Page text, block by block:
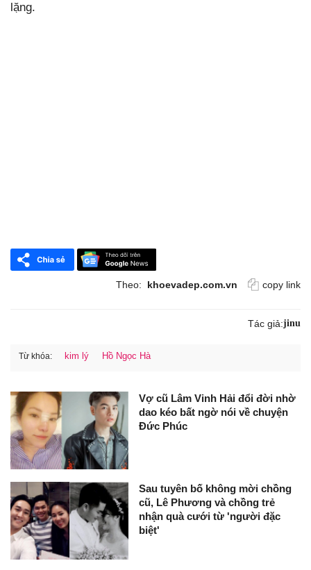
lặng.
Theo: khoevadep.com.vn copy link
Tác giả:jinu
Từ khóa: kim lý Hồ Ngọc Hà
Vợ cũ Lâm Vinh Hải đổi đời nhờ
dao kéo bất ngờ nói về chuyện
Đức Phúc
Sau tuyên bố không mời chồng
cũ, Lê Phương và chồng trẻ
nhận quà cưới từ 'người đặc
biệt'